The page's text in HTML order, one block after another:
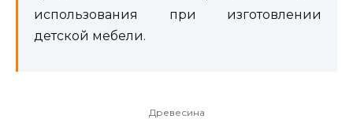
использования при изготовлении
детской мебели.
Древесина